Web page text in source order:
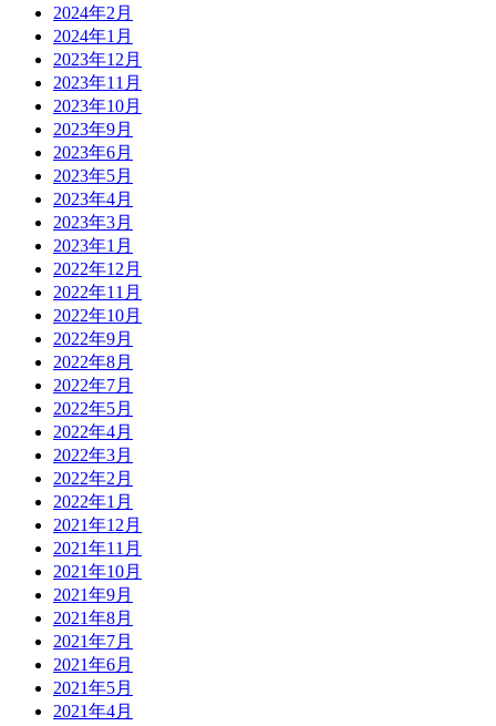
2024年2月
2024年1月
2023年12月
2023年11月
2023年10月
2023年9月
2023年6月
2023年5月
2023年4月
2023年3月
2023年1月
2022年12月
2022年11月
2022年10月
2022年9月
2022年8月
2022年7月
2022年5月
2022年4月
2022年3月
2022年2月
2022年1月
2021年12月
2021年11月
2021年10月
2021年9月
2021年8月
2021年7月
2021年6月
2021年5月
2021年4月